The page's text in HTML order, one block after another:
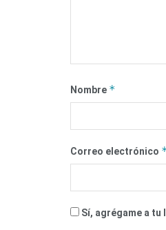
Nombre *
Correo electrónico
Sí, agrégame a